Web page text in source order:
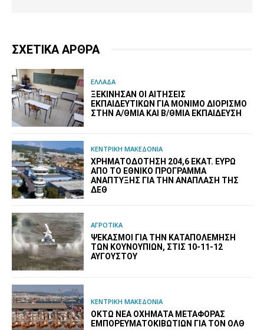
ΣΧΕΤΙΚΑ ΑΡΘΡΑ
ΕΛΛΑΔΑ
ΞΕΚΊΝΗΣΑΝ ΟΙ ΑΙΤΉΣΕΙΣ
ΕΚΠΑΙΔΕΥΤΙΚΏΝ ΓΙΑ ΜΌΝΙΜΟ ΔΙΟΡΙΣΜΌ
ΣΤΗΝ Α/ΘΜΙΑ ΚΑΙ Β/ΘΜΙΑ ΕΚΠΑΊΔΕΥΣΗ
ΚΕΝΤΡΙΚΗ ΜΑΚΕΔΟΝΙΑ
ΧΡΗΜΑΤΟΔΌΤΗΣΗ 204,6 ΕΚΑΤ. ΕΥΡΏ
ΑΠΌ ΤΟ ΕΘΝΙΚΌ ΠΡΌΓΡΑΜΜΑ
ΑΝΆΠΤΥΞΗΣ ΓΙΑ ΤΗΝ ΑΝΆΠΛΑΣΗ ΤΗΣ
ΔΕΘ
ΑΓΡΟΤΙΚΑ
ΨΕΚΑΣΜΟΊ ΓΙΑ ΤΗΝ ΚΑΤΑΠΟΛΈΜΗΣΗ
ΤΩΝ ΚΟΥΝΟΥΠΙΏΝ, ΣΤΙΣ 10-11-12
ΑΥΓΟΎΣΤΟΥ
ΚΕΝΤΡΙΚΗ ΜΑΚΕΔΟΝΙΑ
ΟΚΤΏ ΝΈΑ ΟΧΉΜΑΤΑ ΜΕΤΑΦΟΡΆΣ
ΕΜΠΟΡΕΥΜΑΤΟΚΙΒΩΤΊΩΝ ΓΙΑ ΤΟΝ ΟΛΘ